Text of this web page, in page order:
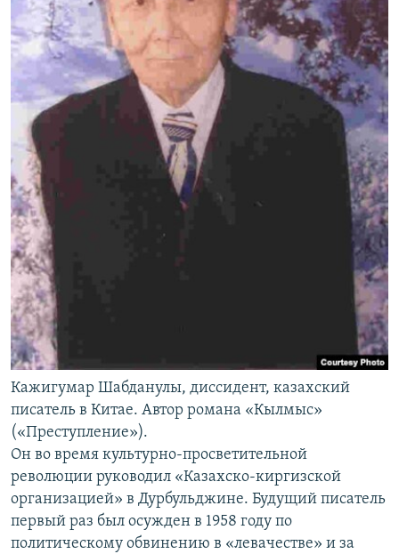
Кажигумар Шабданулы, диссидент, казахский
писатель в Китае. Автор романа «Кылмыс»
(«Преступление»).
Он во время культурно-просветительной
революции руководил «Казахско-киргизской
организацией» в Дурбульджине. Будущий писатель
первый раз был осужден в 1958 году по
политическому обвинению в «левачестве» и за